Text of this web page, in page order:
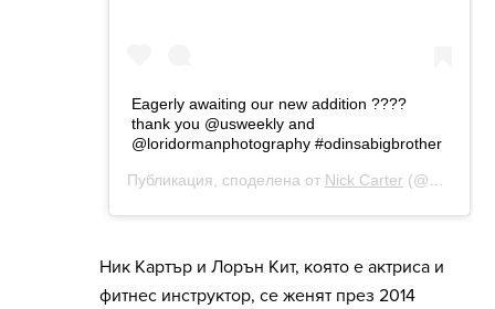
Ник Картър и Лорън Кит, която е актриса и
фитнес инструктор, се женят през 2014